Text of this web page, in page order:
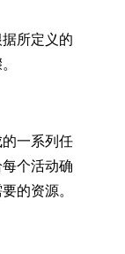
所定义的
一系列任
个活动确
的资源。